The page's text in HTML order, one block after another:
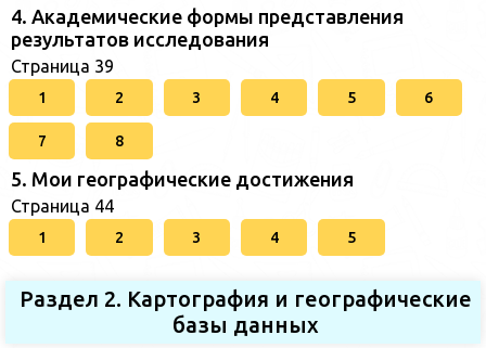
4. Академические формы представления
результатов исследования
Страница 39
1 2 3 4 5 6
7 8
5. Мои географические достижения
Страница 44
1 2 3 4 5
Раздел 2. Картография и географические
базы данных